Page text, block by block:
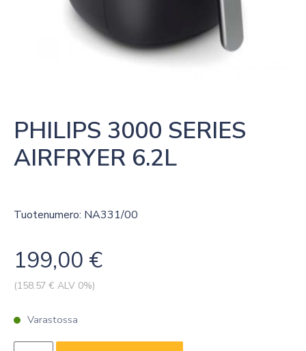
PHILIPS 3000 SERIES
AIRFRYER 6.2L
Tuotenumero: NA331/00
199,00 €
(158.57 € ALV 0%)
Varastossa